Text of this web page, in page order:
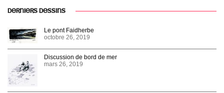
DERNIERS DESSINS
Le pont Faidherbe
octobre 26, 2019
Discussion de bord de mer
mars 26, 2019